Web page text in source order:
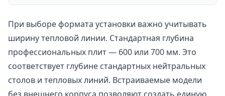
При выборе формата установки важно учитывать
ширину тепловой линии. Стандартная глубина
профессиональных плит — 600 или 700 мм. Это
соответствует глубине стандартных нейтральных
столов и тепловых линий. Встраиваемые модели
без внешнего корпуса позволяют создать единую